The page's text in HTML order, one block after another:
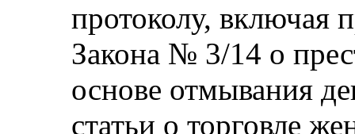
протоколу, включая
Закона № 3/14 о
основе отмывания
статьи о торговле